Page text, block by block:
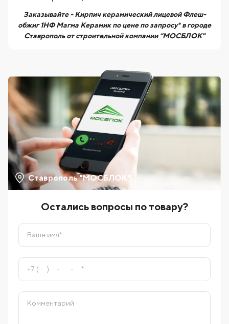
Заказывайте - Кирпич керамический лицевой Флеш-
обжиг 1НФ Магма Керамик по цене по запросу* в городе
Ставрополь от строительной компании “МОСБЛОК"
Ставрополь "МОСБЛОК"
Остались вопросы по товару?